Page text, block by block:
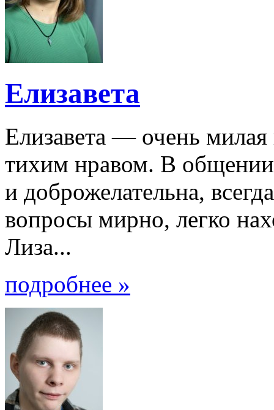
Елизавета
Елизавета — очень
тихим нравом. В общении
и доброжелательна,
вопросы мирно, легко
Лиза...
подробнее »